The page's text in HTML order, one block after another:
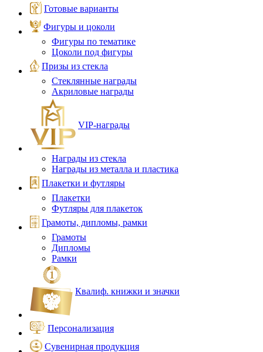
Готовые варианты
Фигуры и цоколи
Фигуры по тематике
Цоколи под фигуры
Призы из стекла
Стеклянные награды
Акриловые награды
VIP‑награды
Награды из стекла
Награды из металла и пластика
Плакетки и футляры
Плакетки
Футляры для плакеток
Грамоты, дипломы, рамки
Грамоты
Дипломы
Рамки
Квалиф. книжки и значки
Персонализация
Сувенирная продукция